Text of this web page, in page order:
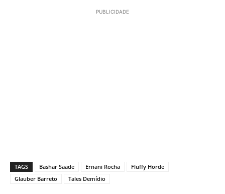
PUBLICIDADE
TAGS Bashar Saade Ernani Rocha
Fluffy Horde
Glauber Barreto
Tales Demídio